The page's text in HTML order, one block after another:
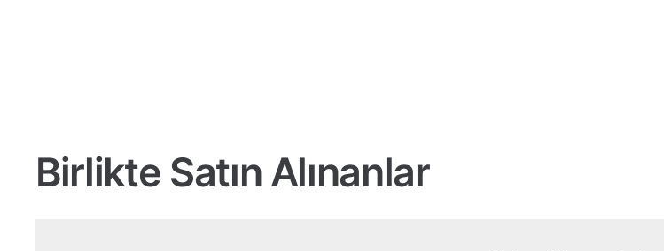
Birlikte Satın Alınanlar